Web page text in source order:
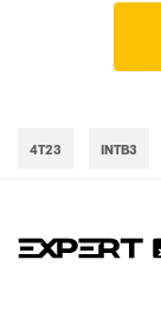
4T23 INTB3